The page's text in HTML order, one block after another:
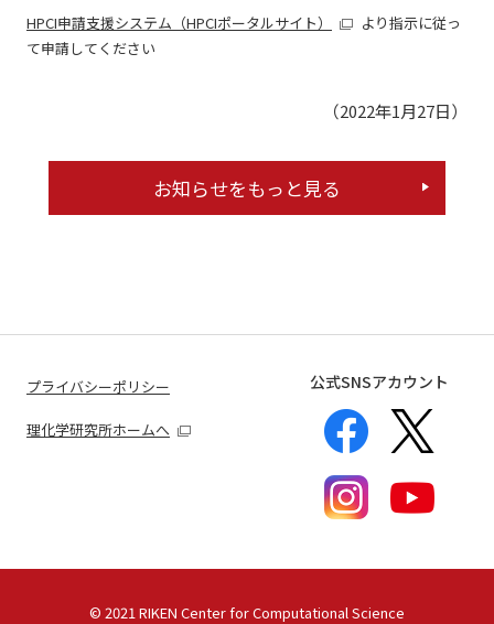
HPCI申請支援システム（HPCIポータルサイト）
より指示に従っ
て申請してください
（2022年1月27日）
お知らせをもっと見る
プライバシーポリシー
理化学研究所ホームへ
公式SNSアカウント
© 2021 RIKEN Center for Computational Science